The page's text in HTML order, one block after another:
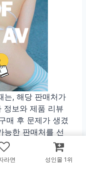
는, 해당 판매처가
정보와 제품 리뷰
매 후 문제가 생겼
능한 판매처를 선
라면 성인몰 1위